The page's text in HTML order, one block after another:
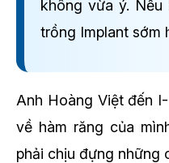
không vừa ý.
trồng Implant sớm
Anh Hoàng Việt đến
về hàm răng của
phải chịu đựng những